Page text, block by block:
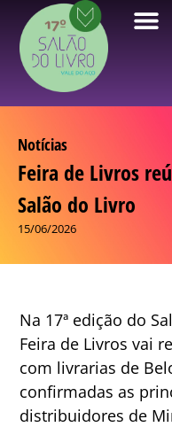
Notícias
Feira de Livros
Salão do Livro
15/06/2026
Na 17ª edição do
Feira de Livros vai
com livrarias de
confirmadas as
distribuidores de